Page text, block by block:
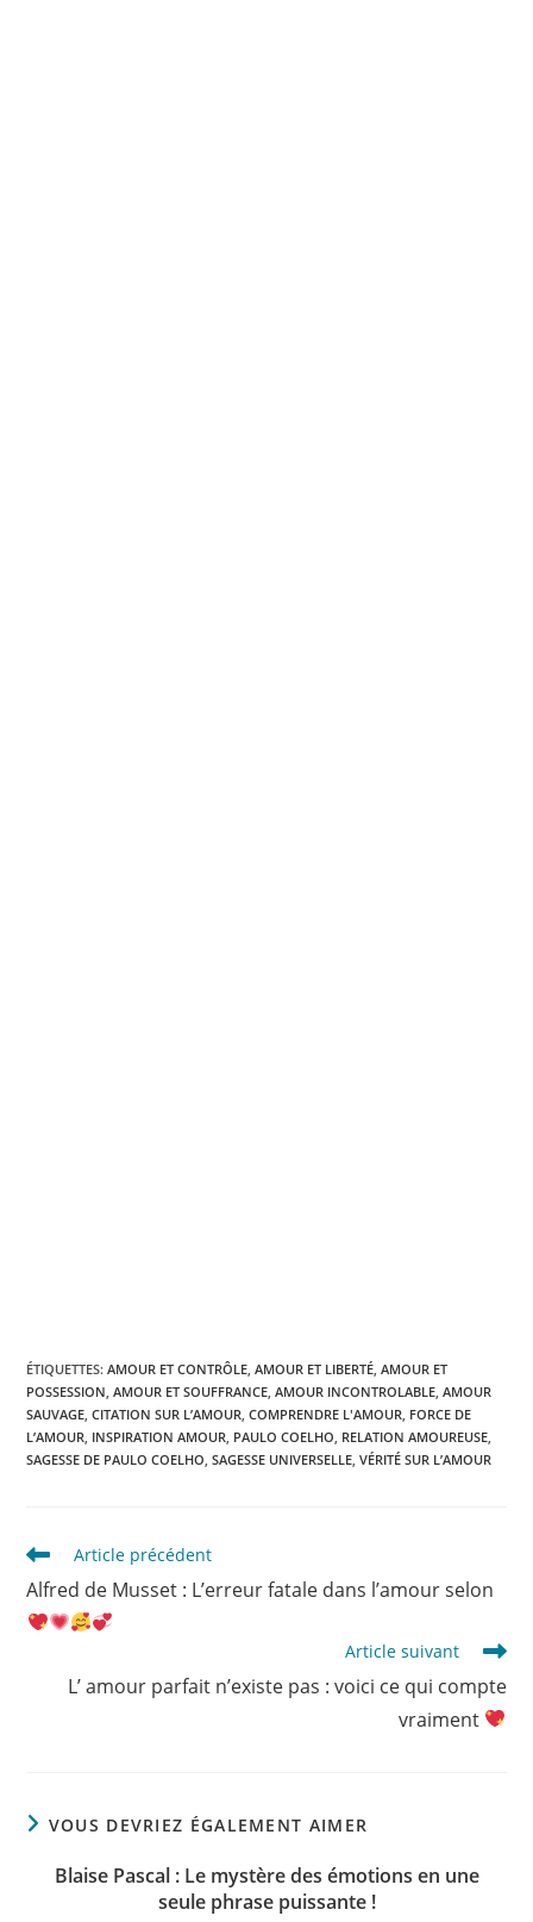
ÉTIQUETTES:AMOUR ET CONTRÔLE AMOUR ET LIBERTÉ AMOUR ET
POSSESSION AMOUR ET SOUFFRANCE AMOUR INCONTROLABLE AMOUR
SAUVAGE CITATION SUR L’AMOUR COMPRENDRE L'AMOUR FORCE DE
L’AMOUR INSPIRATION AMOUR PAULO COELHO RELATION AMOUREUSE
SAGESSE DE PAULO COELHO SAGESSE UNIVERSELLE VÉRITÉ SUR L’AMOUR
Read
articles
Article précédent
Alfred de Musset : L’erreur fatale dans l’amour selon
Article suivant
L’ amour parfait n’existe pas : voici ce qui compte
vraiment
VOUS DEVRIEZ ÉGALEMENT AIMER
Blaise Pascal : Le mystère des émotions en une
seule phrase puissante !